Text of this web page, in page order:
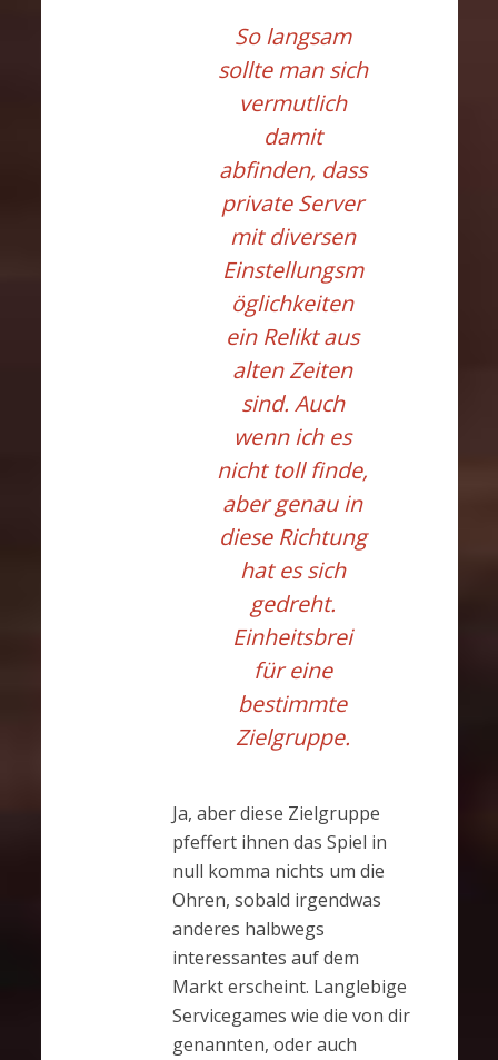
So langsam
sollte man sich
vermutlich
damit
abfinden, dass
private Server
mit diversen
Einstellungsm
öglichkeiten
ein Relikt aus
alten Zeiten
sind. Auch
wenn ich es
nicht toll finde,
aber genau in
diese Richtung
hat es sich
gedreht.
Einheitsbrei
für eine
bestimmte
Zielgruppe.
Ja, aber diese Zielgruppe
pfeffert ihnen das Spiel in
null komma nichts um die
Ohren, sobald irgendwas
anderes halbwegs
interessantes auf dem
Markt erscheint. Langlebige
Servicegames wie die von dir
genannten, oder auch